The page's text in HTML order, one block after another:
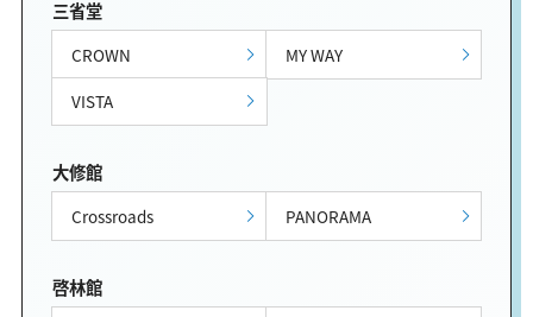
三省堂
CROWN
MY WAY
VISTA
大修館
Crossroads PANORAMA
啓林館